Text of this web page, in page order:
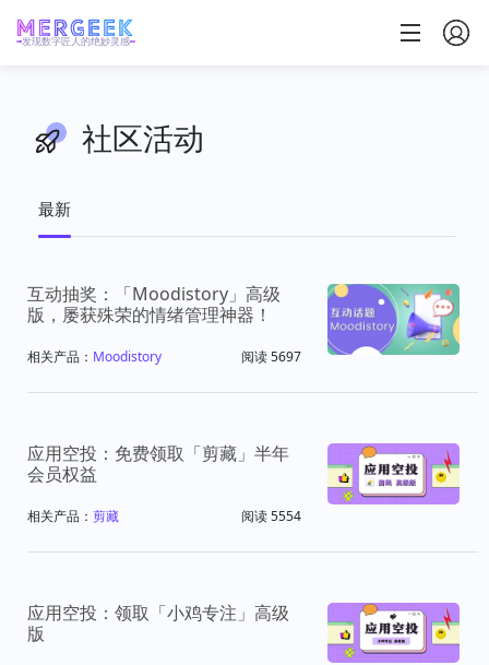
发现数字匠人的绝妙灵感
社区活动
最新
互动抽奖：「Moodistory」高级
版，屡获殊荣的情绪管理神器！
相关产品： Moodistory 阅读 5697
应用空投：免费领取「剪藏」半年
会员权益
相关产品： 剪藏 阅读 5554
应用空投：领取「小鸡专注」高级
版